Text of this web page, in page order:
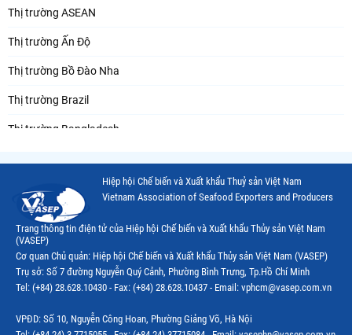
Thị trường ASEAN
Thị trường Ấn Độ
Thị trường Bồ Đào Nha
Thị trường Brazil
Thị trường Bangladesh
Thị trường Canada
Thị trường Ecuador
Thị trường EU
Thị trường Indonesia
Thị trường Mỹ
Hiệp hội Chế biến và Xuất khẩu Thuỷ sản Việt Nam
Vietnam Association of Seafood Exporters and Producers
Trang thông tin điện tử của Hiệp hội Chế biến và Xuất khẩu Thủy sản Việt Nam
(VASEP)
Cơ quan Chủ quản: Hiệp hội Chế biến và Xuất khẩu Thủy sản Việt Nam (VASEP)
Trụ sở: Số 7 đường Nguyễn Quý Cảnh, Phường Bình Trưng, Tp.Hồ Chí Minh
Tel: (+84) 28.628.10430 - Fax: (+84) 28.628.10437 - Email: vphcm@vasep.com.vn
VPĐD: Số 10, Nguyễn Công Hoan, Phường Giảng Võ, Hà Nội